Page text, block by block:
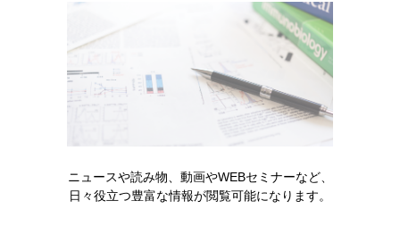
製品名・キーワードから探す
コード一覧
ニュースや読み物、動画やWEBセミナーなど、
日々役立つ豊富な情報が閲覧可能になります。